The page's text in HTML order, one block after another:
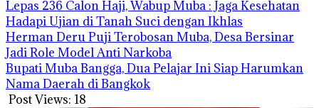
Lepas 236 Calon Haji, Wabup Muba : Jaga Kesehatan
Hadapi Ujian di Tanah Suci dengan Ikhlas
Herman Deru Puji Terobosan Muba, Desa Bersinar
Jadi Role Model Anti Narkoba
Bupati Muba Bangga, Dua Pelajar Ini Siap Harumkan
Nama Daerah di Bangkok
Post Views: 18